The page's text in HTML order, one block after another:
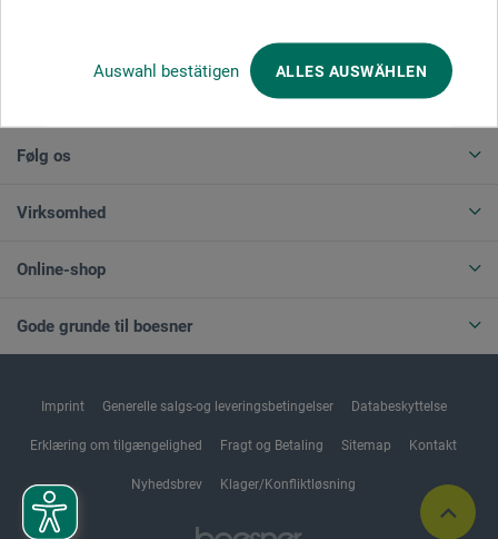
Auswahl bestätigen ALLES AUSWÄHLEN
Følg os
Virksomhed
Online-shop
Gode grunde til boesner
Imprint Generelle salgs-og leveringsbetingelser Databeskyttelse
Erklæring om tilgængelighed Fragt og Betaling Sitemap Kontakt
Nyhedsbrev Klager/Konfliktløsning